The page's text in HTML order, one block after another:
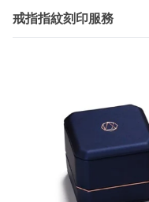
戒指指紋刻印服務